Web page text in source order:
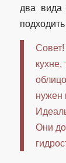
два вида
подходить
Совет!
кухне,
нужен
Они